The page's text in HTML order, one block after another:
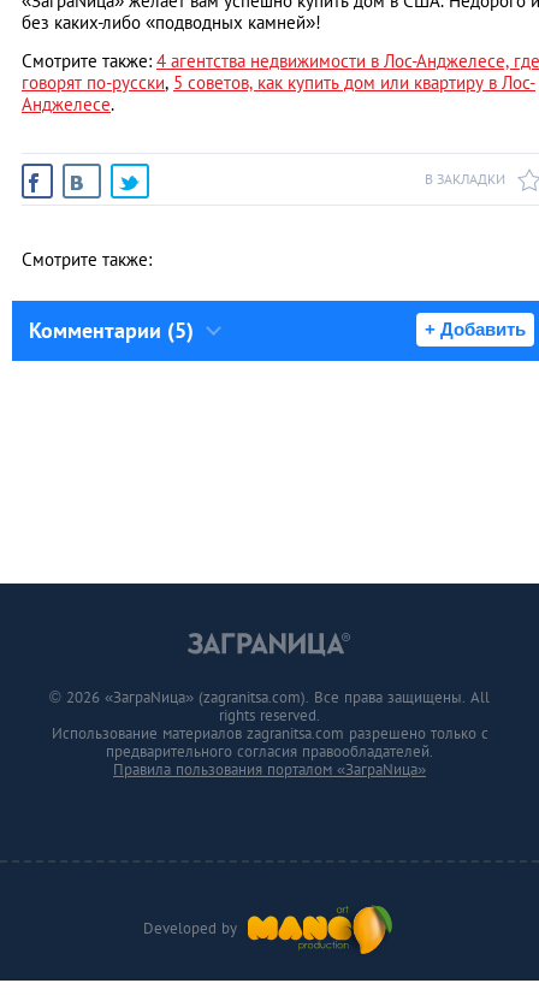
без каких-либо «подводных камней»!
Смотрите также: 4 агентства недвижимости в Лос-Анджелесе, где
говорят по-русски, 5 советов, как купить дом или квартиру в Лос-
Анджелесе.
В ЗАКЛАДКИ
Смотрите также:
Комментарии (5) + Добавить
Developed by
© 2026 «ЗаграNица» (zagranitsa.com). Все права защищены. All
rights reserved.
Использование материалов zagranitsa.com разрешено только с
предварительного согласия правообладателей.
Правила пользования порталом «ЗаграNица»